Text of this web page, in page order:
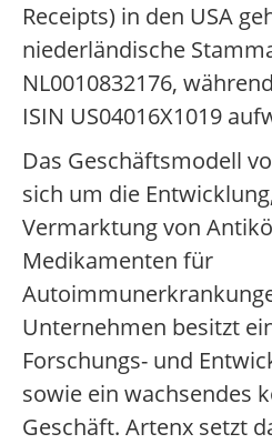
Receipts) in den USA
niederländische
NL0010832176,
ISIN US04016X1019
Das Geschäftsmodell
sich um die
Vermarktung von
Medikamenten für
Unternehmen besitzt
Forschungs- und
sowie ein wachsendes
Geschäft. Artenx setzt